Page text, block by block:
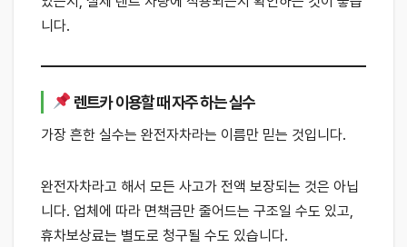
니다.
렌트카 이용할 때 자주 하는 실수
가장 흔한 실수는 완전자차라는 이름만 믿는 것입니다.
완전자차라고 해서 모든 사고가 전액 보장되는 것은 아닙
니다. 업체에 따라 면책금만 줄어드는 구조일 수도 있고,
휴차보상료는 별도로 청구될 수도 있습니다.